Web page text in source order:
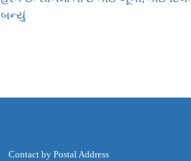
બન્યું
Contact by Postal Address